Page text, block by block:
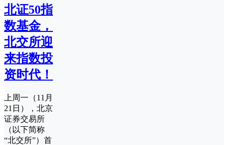
北证50指
数基金，
北交所迎
来指数投
资时代！
上周一（11月
21日），北京
证券交易所
（以下简称
“北交所”）首